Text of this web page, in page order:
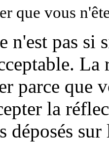
que vous
n'est pas si
La
parce que
la
déposés